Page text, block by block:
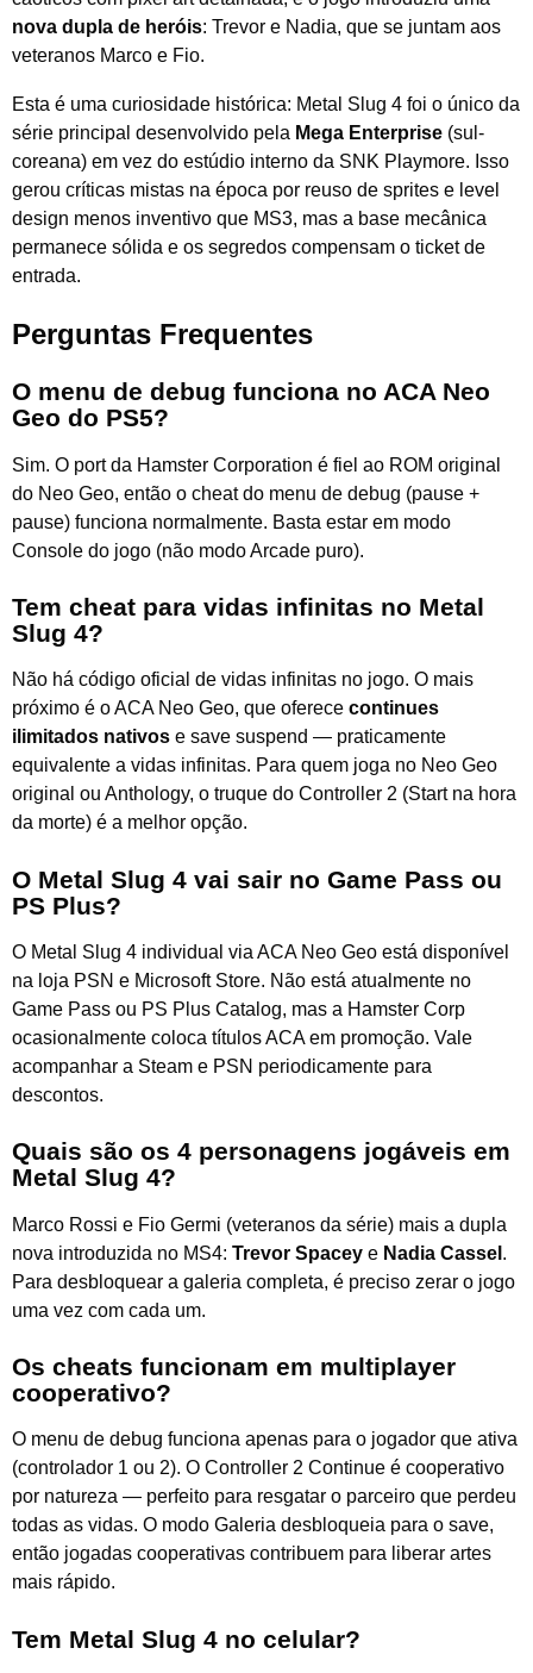
nova dupla de heróis: Trevor e Nadia, que se juntam aos
veteranos Marco e Fio.
Esta é uma curiosidade histórica: Metal Slug 4 foi o único da
série principal desenvolvido pela Mega Enterprise (sul-
coreana) em vez do estúdio interno da SNK Playmore. Isso
gerou críticas mistas na época por reuso de sprites e level
design menos inventivo que MS3, mas a base mecânica
permanece sólida e os segredos compensam o ticket de
entrada.
Perguntas Frequentes
O menu de debug funciona no ACA Neo
Geo do PS5?
Sim. O port da Hamster Corporation é fiel ao ROM original
do Neo Geo, então o cheat do menu de debug (pause +
pause) funciona normalmente. Basta estar em modo
Console do jogo (não modo Arcade puro).
Tem cheat para vidas infinitas no Metal
Slug 4?
Não há código oficial de vidas infinitas no jogo. O mais
próximo é o ACA Neo Geo, que oferece continues
ilimitados nativos e save suspend — praticamente
equivalente a vidas infinitas. Para quem joga no Neo Geo
original ou Anthology, o truque do Controller 2 (Start na hora
da morte) é a melhor opção.
O Metal Slug 4 vai sair no Game Pass ou
PS Plus?
O Metal Slug 4 individual via ACA Neo Geo está disponível
na loja PSN e Microsoft Store. Não está atualmente no
Game Pass ou PS Plus Catalog, mas a Hamster Corp
ocasionalmente coloca títulos ACA em promoção. Vale
acompanhar a Steam e PSN periodicamente para
descontos.
Quais são os 4 personagens jogáveis em
Metal Slug 4?
Marco Rossi e Fio Germi (veteranos da série) mais a dupla
nova introduzida no MS4: Trevor Spacey e Nadia Cassel .
Para desbloquear a galeria completa, é preciso zerar o jogo
uma vez com cada um.
Os cheats funcionam em multiplayer
cooperativo?
O menu de debug funciona apenas para o jogador que ativa
(controlador 1 ou 2). O Controller 2 Continue é cooperativo
por natureza — perfeito para resgatar o parceiro que perdeu
todas as vidas. O modo Galeria desbloqueia para o save,
então jogadas cooperativas contribuem para liberar artes
mais rápido.
Tem Metal Slug 4 no celular?